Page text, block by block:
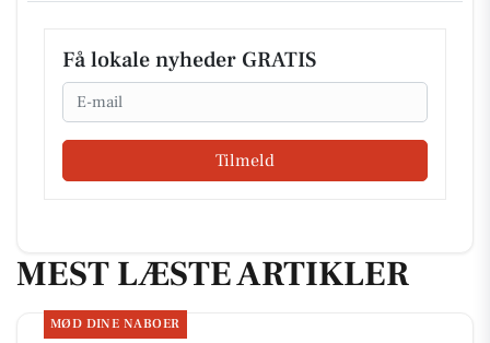
Få lokale nyheder GRATIS
Email
Tilmeld
MEST LÆSTE ARTIKLER
MØD DINE NABOER